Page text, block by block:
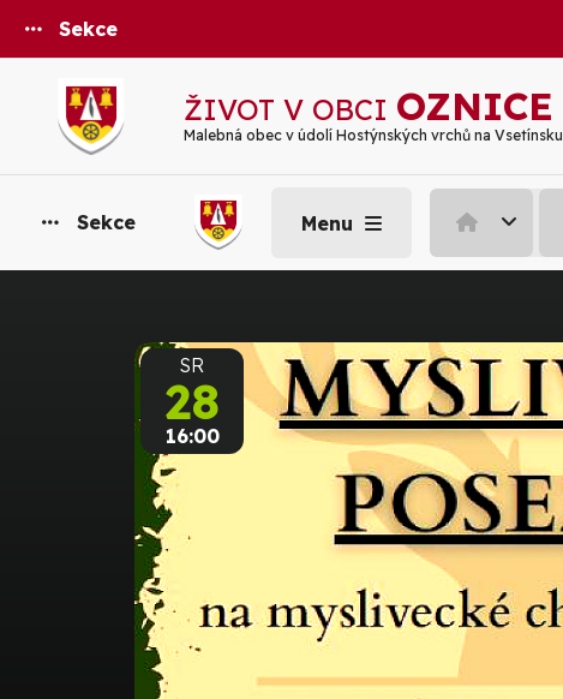
Sekce
ŽIVOT V OBCI OZNICE
Malebná obec v údolí Hostýnských vrchů na Vsetínsku
Sekce Menu
SR
28
16:00